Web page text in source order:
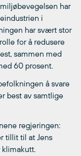
har
i
har svært stor
for å redusere
sammen med
60 prosent.
å svare
best av samtlige
regjeringen:
tillit til at Jens
klimakutt.